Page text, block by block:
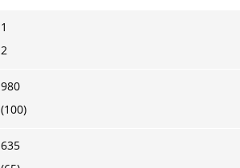
1
2
980
(100)
635